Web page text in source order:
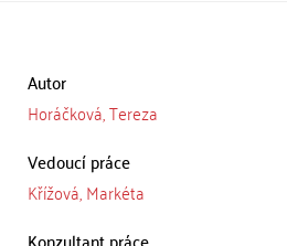
Autor
Horáčková, Tereza
Vedoucí práce
Křížová, Markéta